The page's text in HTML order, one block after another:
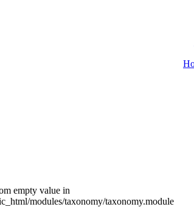
empty value in
modules/taxonomy/taxonomy.module